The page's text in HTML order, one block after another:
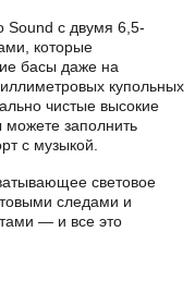
Sound с двумя 6,5-
которые
басы даже на
купольных
чистые высокие
заполнить
с музыкой.
световое
следами и
— и все это